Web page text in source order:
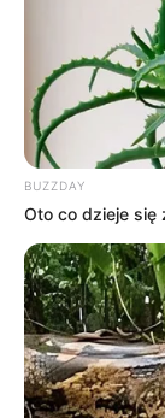
BUZZDAY
Oto co dzieje się